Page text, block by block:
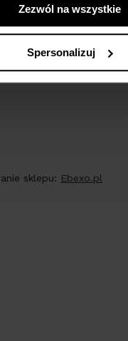
Zezwól na wszystkie
Spersonalizuj
sklepu: Ebexo.pl